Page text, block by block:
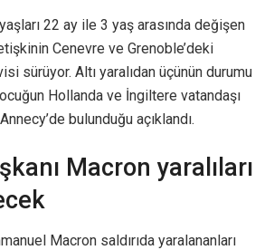
yaşları 22 ay ile 3 yaş arasında değişen
Cenevre ve Grenoble’deki
sürüyor. Altı yaralıdan üçünün durumu
Hollanda ve İngiltere vatandaşı
bulunduğu açıklandı.
Macron yaralıları
Macron saldırıda yaralananları